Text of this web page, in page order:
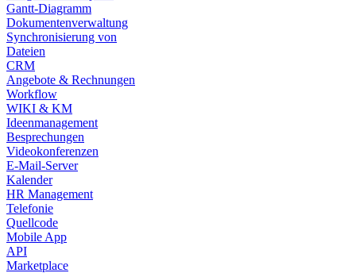
Gantt-Diagramm
Dokumentenverwaltung
Synchronisierung von
Dateien
CRM
Angebote & Rechnungen
Workflow
WIKI & KM
Ideenmanagement
Besprechungen
Videokonferenzen
E-Mail-Server
Kalender
HR Management
Telefonie
Quellcode
Mobile App
API
Marketplace